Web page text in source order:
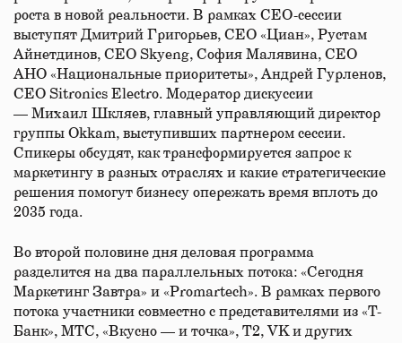
роста в новой реальности. В рамках CEO-сессии
выступят Дмитрий Григорьев, CEO «Циан», Рустам
Айнетдинов, CEO Skyeng, София Малявина, CEO
АНО «Национальные приоритеты», Андрей Гурленов,
CEO Sitronics Electro. Модератор дискуссии
— Михаил Шкляев, главный управляющий директор
группы Okkam, выступивших партнером сессии.
Спикеры обсудят, как трансформируется запрос к
маркетингу в разных отраслях и какие стратегические
решения помогут бизнесу опережать время вплоть до
2035 года.
Во второй половине дня деловая программа
разделится на два параллельных потока: «Сегодня
Маркетинг Завтра» и «Promartech». В рамках первого
потока участники совместно с представителями из «Т-
Банк», МТС, «Вкусно — и точка», Т2, VK и других